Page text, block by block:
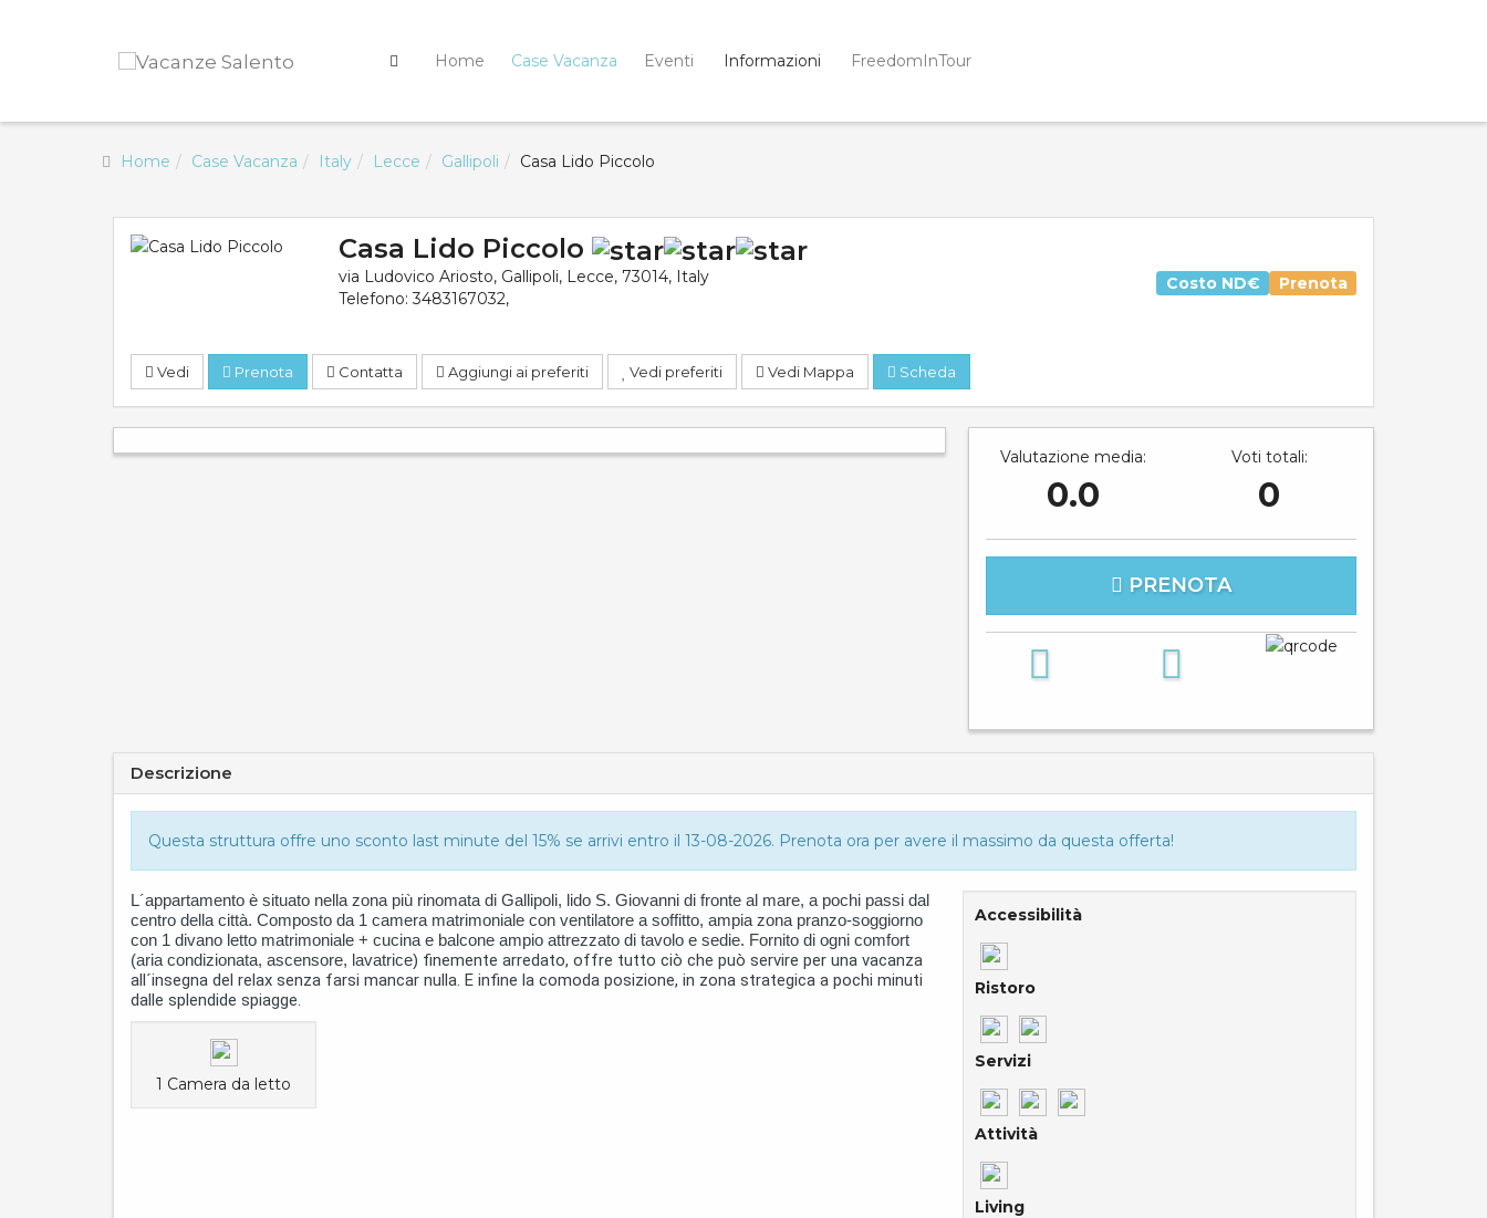
Home Case Vacanza Eventi Informazioni FreedomInTour
Home Case Vacanza Italy Lecce Gallipoli Casa Lido Piccolo
Casa Lido Piccolo
via Ludovico Ariosto, Gallipoli, Lecce, 73014, Italy
Telefono:3483167032,
Prenota
Costo ND€
Vedi Prenota Contatta Aggiungi ai preferiti Vedi preferiti Vedi Mappa Scheda
Valutazione media:
0.0
Voti totali:
0
PRENOTA
Descrizione
Questa struttura offre uno sconto last minute del 15% se arrivi entro il 13-08-2026. Prenota ora per avere il massimo da questa offerta!
L´appartamento è situato nella zona più rinomata di Gallipoli, lido S. Giovanni di fronte al mare, a pochi passi dal
centro della città. Composto da 1 camera matrimoniale con ventilatore a soffitto, ampia zona pranzo-soggiorno
con 1 divano letto matrimoniale + cucina e balcone ampio attrezzato di tavolo e sedie. Fornito di ogni comfort
(aria condizionata, ascensore, lavatrice) finemente arredato, offre tutto ciò che può servire per una vacanza
all´insegna del relax senza farsi mancar nulla. E infine la comoda posizione, in zona strategica a pochi minuti
dalle splendide spiagge.
1 Camera da letto
Accessibilità
Ristoro
Servizi
Attività
Living